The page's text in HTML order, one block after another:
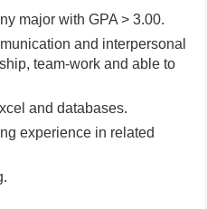
major with GPA > 3.00.
and interpersonal
team-work and able to
and databases.
experience in related